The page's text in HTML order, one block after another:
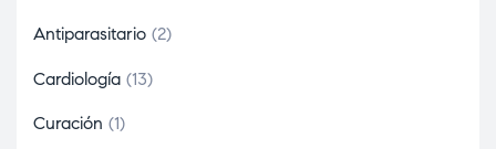
Antiparasitario 2
Cardiología 13
Curación 1